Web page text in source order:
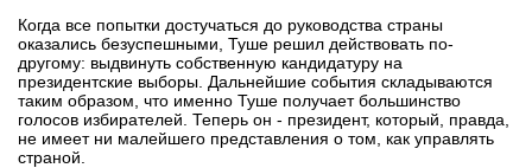
Когда все попытки достучаться до руководства страны
оказались безуспешными, Туше решил действовать по-
другому: выдвинуть собственную кандидатуру на
президентские выборы. Дальнейшие события складываются
таким образом, что именно Туше получает большинство
голосов избирателей. Теперь он - президент, который, правда,
не имеет ни малейшего представления о том, как управлять
страной.